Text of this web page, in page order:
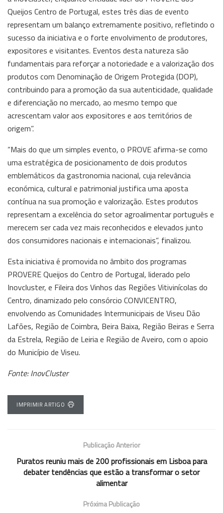
Queijos Centro de Portugal, estes três dias de evento
representam um balanço extremamente positivo, refletindo o
sucesso da iniciativa e o forte envolvimento de produtores,
expositores e visitantes. Eventos desta natureza são
fundamentais para reforçar a notoriedade e a valorização dos
produtos com Denominação de Origem Protegida (DOP),
contribuindo para a promoção da sua autenticidade, qualidade
e diferenciação no mercado, ao mesmo tempo que
acrescentam valor aos expositores e aos territórios de
origem”.
“Mais do que um simples evento, o PROVE afirma-se como
uma estratégica de posicionamento de dois produtos
emblemáticos da gastronomia nacional, cuja relevância
económica, cultural e patrimonial justifica uma aposta
contínua na sua promoção e valorização. Estes produtos
representam a excelência do setor agroalimentar português e
merecem ser cada vez mais reconhecidos e elevados junto
dos consumidores nacionais e internacionais”, finalizou.
Esta iniciativa é promovida no âmbito dos programas
PROVERE Queijos do Centro de Portugal, liderado pelo
Inovcluster, e Fileira dos Vinhos das Regiões Vitivinícolas do
Centro, dinamizado pelo consórcio CONVICENTRO,
envolvendo as Comunidades Intermunicipais de Viseu Dão
Lafões, Região de Coimbra, Beira Baixa, Região Beiras e Serra
da Estrela, Região de Leiria e Região de Aveiro, com o apoio
do Município de Viseu.
Fonte: InovCluster
IMPRIMIR ARTIGO
Publicação Anterior
Puratos reuniu mais de 200 profissionais em Lisboa para
debater tendências que estão a transformar o setor
alimentar
Próxima Publicação